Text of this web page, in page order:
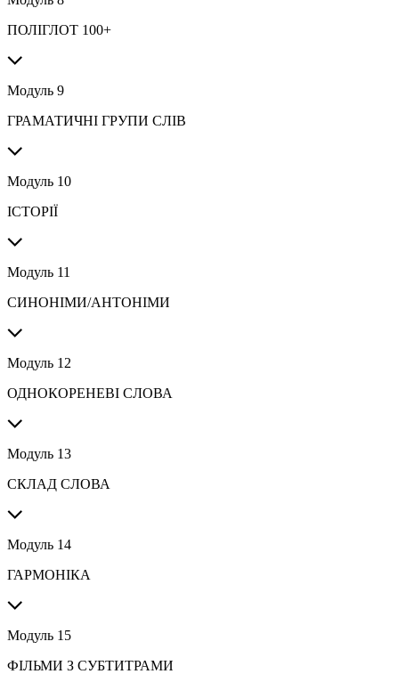
ПОЛІГЛОТ 100+
Модуль 9
ГРАМАТИЧНІ ГРУПИ СЛІВ
Модуль 10
ІСТОРІЇ
Модуль 11
СИНОНІМИ/АНТОНІМИ
Модуль 12
ОДНОКОРЕНЕВІ СЛОВА
Модуль 13
СКЛАД СЛОВА
Модуль 14
ГАРМОНІКА
Модуль 15
ФІЛЬМИ З СУБТИТРАМИ